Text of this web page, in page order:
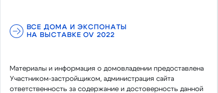
ВСЕ ДОМА И ЭКСПОНАТЫ
НА ВЫСТАВКЕ OV 2022
Материалы и информация о домовладении предоставлена
Участником-застройщиком, администрация сайта
ответственность за содержание и достоверность данной